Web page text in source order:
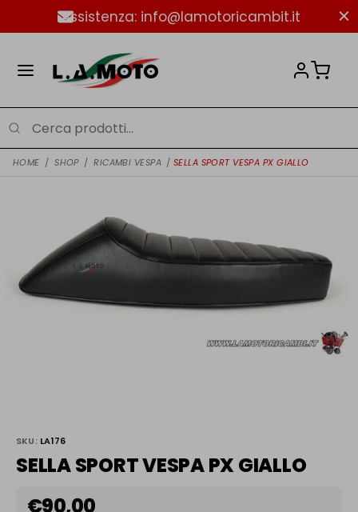
Assistenza: info@lamotoricambit.it
HOME / SHOP / RICAMBI VESPA / SELLA SPORT VESPA PX GIALLO
SKU: LA176
SELLA SPORT VESPA PX GIALLO
€90,00